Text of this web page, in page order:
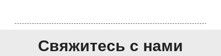
Свяжитесь с нами